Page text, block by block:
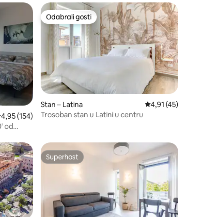
„Odabrali gosti”
ocjena: 4,95/5, recenzija: 154
4,95 (154)
od
Odabrali gosti
Odabrali gosti
Stan – Latina Prosječna ocjena:
4,91 (45)
Trosoban stan u Latini u centru
„Odabrali gosti”
Superhost
Superhost